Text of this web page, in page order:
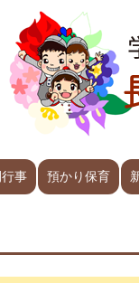
事 預かり保育